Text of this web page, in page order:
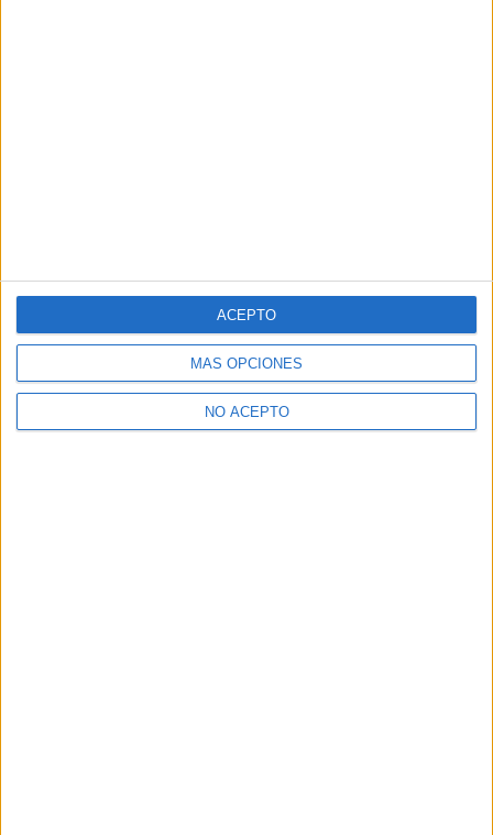
MÁS OPCIONES
NO ACEPTO
ACEPTO